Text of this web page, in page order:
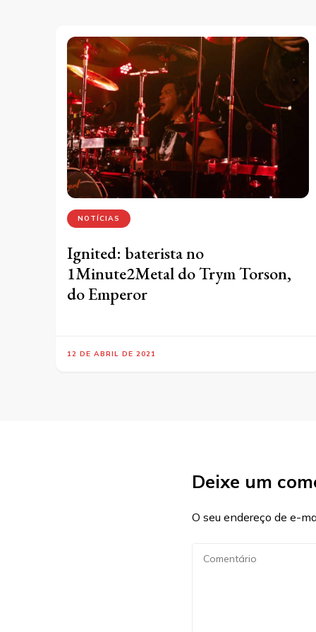
NOTÍCIAS
Ignited: baterista no
1Minute2Metal do Trym Torson,
do Emperor
12 DE ABRIL DE 2021
Deixe um
O seu endereço de e-